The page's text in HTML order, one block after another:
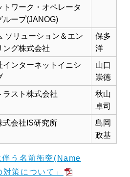
トワーク・オペレータ
ループ(JANOG)
ソリューション＆エン
ング株式会社
保多
洋
インターネットイニシ
山口
崇徳
ラスト株式会社
秋山
卓司
式会社IS研究所
島岡
政基
伴う名前衝突(Name
策について」